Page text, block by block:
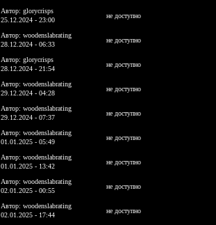
Автор: glorycrisps
25.12.2024 - 23:00
не доступно
Автор: woodenslabrating
28.12.2024 - 06:33
не доступно
Автор: glorycrisps
28.12.2024 - 21:54
не доступно
Автор: woodenslabrating
29.12.2024 - 04:28
не доступно
Автор: woodenslabrating
29.12.2024 - 07:37
не доступно
Автор: woodenslabrating
01.01.2025 - 05:49
не доступно
Автор: woodenslabrating
01.01.2025 - 13:42
не доступно
Автор: woodenslabrating
02.01.2025 - 00:55
не доступно
Автор: woodenslabrating
02.01.2025 - 17:44
не доступно